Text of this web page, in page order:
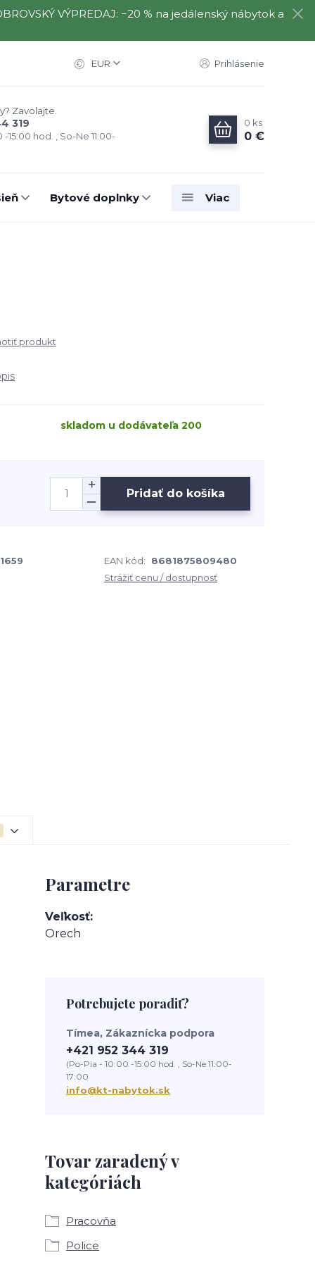
VÝPREDAJ: −20 % na jedálenský nábytok a
EUR Prihlásenie
Zavolajte.
319
-15:00 hod. , So-Ne 11:00-
0 ks
0 €
Bytové doplnky Viac
produkt
skladom u dodávateľa 200
Pridať do košíka
EAN kód:
8681875809480
Strážiť cenu / dostupnosť
Parametre
Veľkosť
Orech
Tovar zaradený v
kategóriách
Pracovňa
Police
Potrebujete poradiť?
Tímea, Zákaznícka podpora
+421 952 344 319
(Po-Pia - 10:00 -15:00 hod. , So-Ne 11:00-
17:00
info@kt-nabytok.sk